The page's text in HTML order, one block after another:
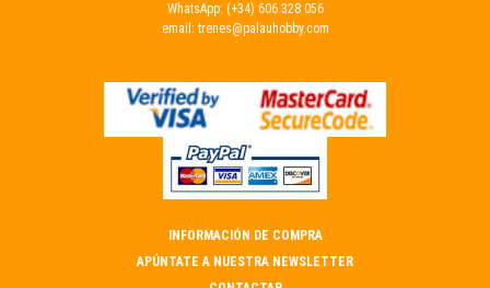
WhatsApp: (+34) 606 328 056
email: trenes@palauhobby.com
INFORMACIÓN DE COMPRA
APÚNTATE A NUESTRA NEWSLETTER